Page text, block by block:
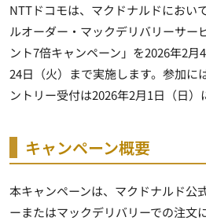
NTTドコモは、マクドナルドにおい
ルオーダー・マックデリバリーサー
ント7倍キャンペーン」を2026年2月
24日（火）まで実施します。参加に
ントリー受付は2026年2月1日（日）
キャンペーン概要
本キャンペーンは、マクドナルド公
ーまたはマックデリバリーでの注文